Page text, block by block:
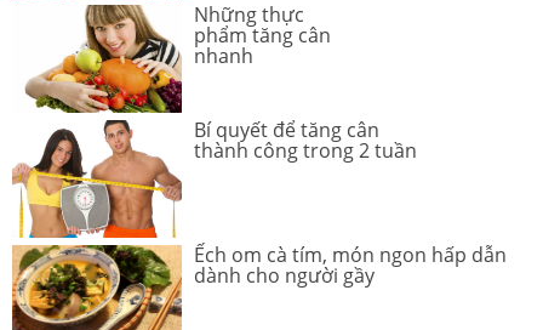
Những thực
phẩm tăng cân
nhanh
Bí quyết để tăng cân
thành công trong 2 tuần
Ếch om cà tím, món ngon hấp dẫn
dành cho người gầy